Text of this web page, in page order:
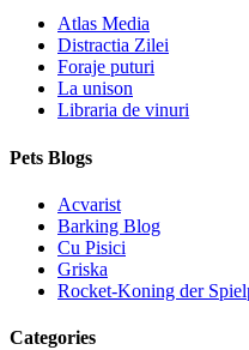
Atlas Media
Distractia Zilei
Foraje puturi
La unison
Libraria de vinuri
Pets Blogs
Acvarist
Barking Blog
Cu Pisici
Griska
Rocket-Koning der
Categories